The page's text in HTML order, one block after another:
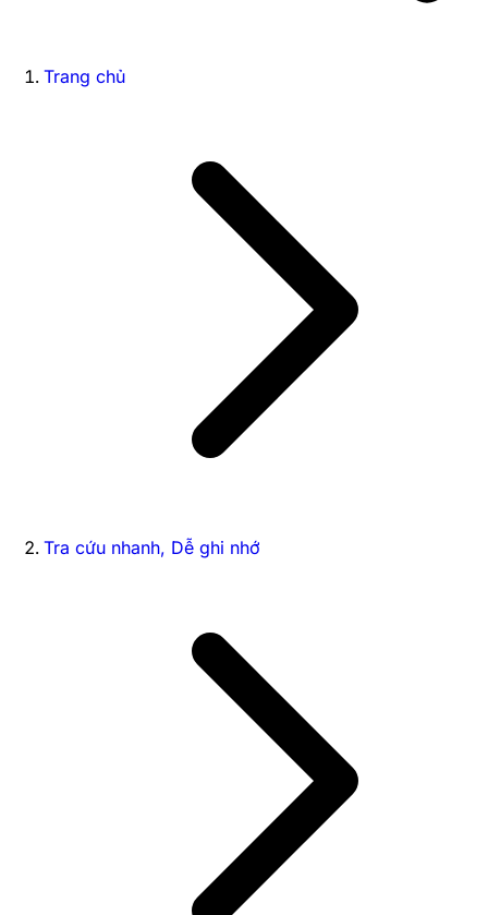
Trang chủ
Tra cứu nhanh, Dễ ghi nhớ